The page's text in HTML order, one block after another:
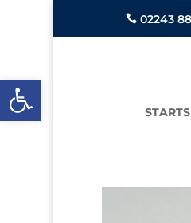
Open toolbar
02243